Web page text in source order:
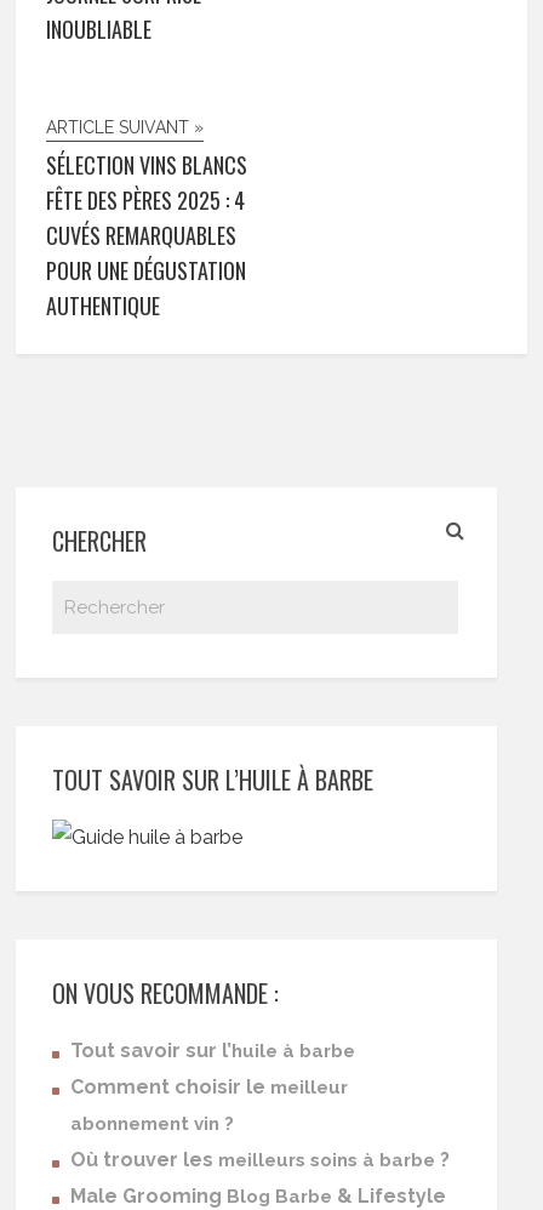
INOUBLIABLE
ARTICLE SUIVANT »
SÉLECTION VINS BLANCS
FÊTE DES PÈRES 2025 : 4
CUVÉS REMARQUABLES
POUR UNE DÉGUSTATION
AUTHENTIQUE
CHERCHER
TOUT SAVOIR SUR L’HUILE À BARBE
ON VOUS RECOMMANDE :
Tout savoir sur l’ huile à barbe
Comment choisir le meilleur
abonnement vin ?
Où trouver les meilleurs soins à barbe ?
Male Grooming Blog Barbe & Lifestyle